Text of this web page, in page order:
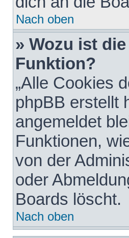
Nach oben
» Wozu ist
Funktion?
„Alle Cookies
phpBB erstellt
angemeldet
Funktionen,
von der
oder
Boards löscht.
Nach oben